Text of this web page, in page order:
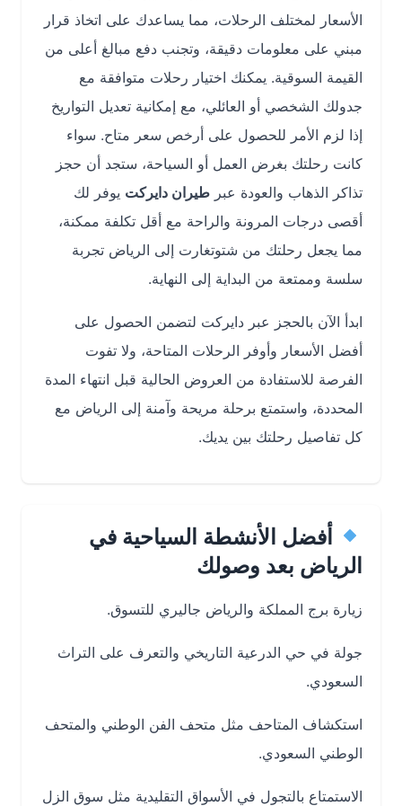
الأسعار لمختلف الرحلات، مما يساعدك على اتخاذ قرار
مبني على معلومات دقيقة، وتجنب دفع مبالغ أعلى من
القيمة السوقية. يمكنك اختيار رحلات متوافقة مع
جدولك الشخصي أو العائلي، مع إمكانية تعديل التواريخ
إذا لزم الأمر للحصول على أرخص سعر متاح. سواء
كانت رحلتك بغرض العمل أو السياحة، ستجد أن حجز
تذاكر الذهاب والعودة عبرطيران دايركتيوفر لك
أقصى درجات المرونة والراحة مع أقل تكلفة ممكنة،
مما يجعل رحلتك من شتوتغارت إلى الرياض تجربة
سلسة وممتعة من البداية إلى النهاية.
ابدأ الآن بالحجز عبر دايركت لتضمن الحصول على
أفضل الأسعار وأوفر الرحلات المتاحة، ولا تفوت
الفرصة للاستفادة من العروض الحالية قبل انتهاء المدة
المحددة، واستمتع برحلة مريحة وآمنة إلى الرياض مع
كل تفاصيل رحلتك بين يديك.
أفضل الأنشطة السياحية في
الرياض بعد وصولك
زيارة برج المملكة والرياض جاليري للتسوق.
جولة في حي الدرعية التاريخي والتعرف على التراث
السعودي.
استكشاف المتاحف مثل متحف الفن الوطني والمتحف
الوطني السعودي.
الاستمتاع بالتجول في الأسواق التقليدية مثل سوق الزل